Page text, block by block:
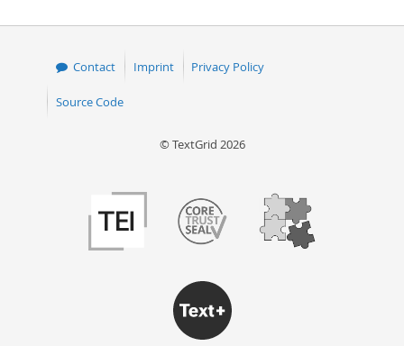
Contact Imprint Privacy Policy
Source Code
© TextGrid 2026